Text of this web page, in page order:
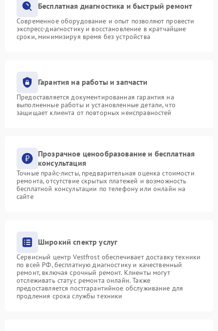
Бесплатная диагностика и быстрый ремонт
Современное оборудование и опыт позволяют провести
экспресс-диагностику и восстановление в кратчайшие
сроки, минимизируя время без устройства
Гарантия на работы и запчасти
Предоставляется документированная гарантия на
выполненные работы и установленные детали, что
защищает клиента от повторных неисправностей
Прозрачное ценообразование и бесплатная
консультация
Точные прайс-листы, предварительная оценка стоимости
ремонта, отсутствие скрытых платежей и возможность
бесплатной консультации по телефону или онлайн на
сайте
Широкий спектр услуг
Сервисный центр Vestfrost обеспечивает доставку техники
по всей РФ, бесплатную диагностику и качественный
ремонт, включая срочный ремонт. Клиенты могут
отслеживать статус ремонта онлайн. Также
предоставляется постгарантийное обслуживание для
продления срока службы техники